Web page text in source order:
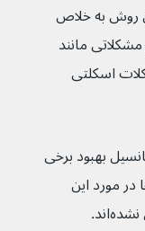
روش به خلاص
اسکلتی
بهبود برخی
در مورد این